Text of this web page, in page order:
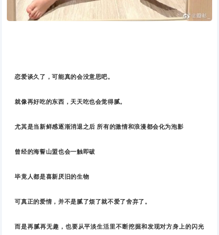
恋爱谈久了，可能真的会没意思吧。
就像再好吃的东西，天天吃也会觉得腻。
尤其是当新鲜感逐渐消退之后 所有的激情和浪漫都会化为泡影
曾经的海誓山盟也会一触即破
毕竟人都是喜新厌旧的生物
可真正的爱情，并不是腻了烦了就不爱了舍弃了。
而是再腻再无趣，也要从平淡生活里不断挖掘和发现对方身上的闪光